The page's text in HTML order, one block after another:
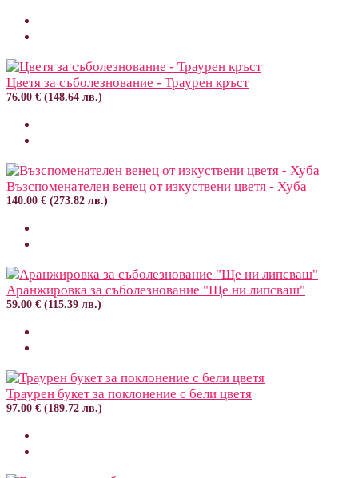
Цветя за съболезнование - Траурен кръст
76.00 € (148.64 лв.)
Възспоменателен венец от изкуствени цветя - Хуба
140.00 € (273.82 лв.)
Аранжировка за съболезнование "Ще ни липсваш"
59.00 € (115.39 лв.)
Траурен букет за поклонение с бели цветя
97.00 € (189.72 лв.)